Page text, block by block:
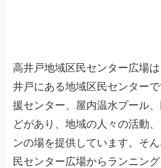
高井戸地域区民センター広場
井戸にある地域区民センター
援センター、屋内温水プール
どがあり、地域の人々の活動
ンの場を提供しています。そ
民センター広場からランニング